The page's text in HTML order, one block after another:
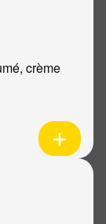
crème